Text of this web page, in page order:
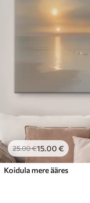
25.00€15.00 €
Koidula mere ääres